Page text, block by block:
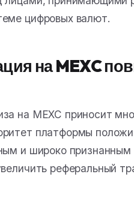
цифровых валют.
на MEXC
на MEXC приносит
платформы
и широко
реферальный